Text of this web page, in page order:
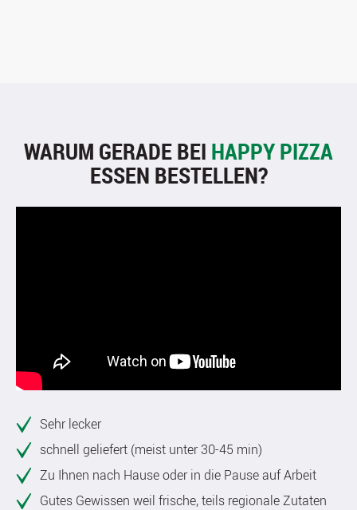
WARUM GERADE BEI HAPPY PIZZA
ESSEN BESTELLEN?
Sehr lecker
schnell geliefert (meist unter 30-45 min)
Zu Ihnen nach Hause oder in die Pause auf Arbeit
Gutes Gewissen weil frische, teils regionale Zutaten